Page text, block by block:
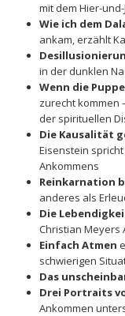
mit dem Hier-
Wie ich dem
ankam, erzählt
in der dunklen
Wenn die
zurecht kommen
der spirituellen
Die Kausalität
Eisenstein
Ankommens
Reinkarnation
anderes als
Die
Christian Meyers
Einfach Atmen
schwierigen
Das
Drei Portraits
Ankommen